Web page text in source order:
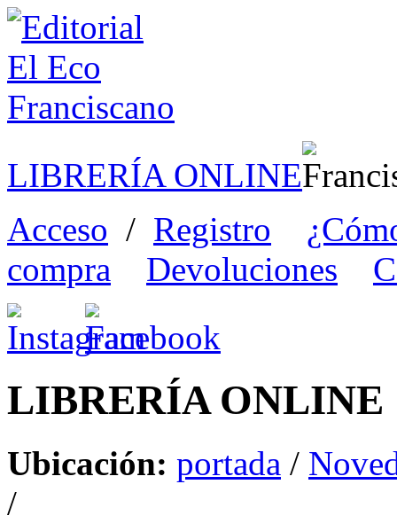
LIBRERÍA ONLINE
Acceso / Registro
compra
Devoluciones
LIBRERÍA ONLINE
Ubicación: portada /
/